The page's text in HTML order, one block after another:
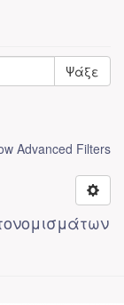
Ψάξε
Advanced Filters